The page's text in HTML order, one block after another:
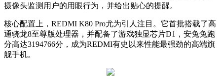
摄像头监测用户的用眼行为，并给出贴心的提醒。
核心配置上，REDMI K80 Pro尤为引人注目。它首批搭载了高
通骁龙8至尊版处理器，并配备了游戏独显芯片D1，安兔兔跑
分高达3194766分，成为REDMI有史以来性能最强劲的高端旗
舰手机。